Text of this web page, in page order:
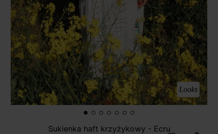
Looks
Sukienka haft krzyżykowy - Ecru